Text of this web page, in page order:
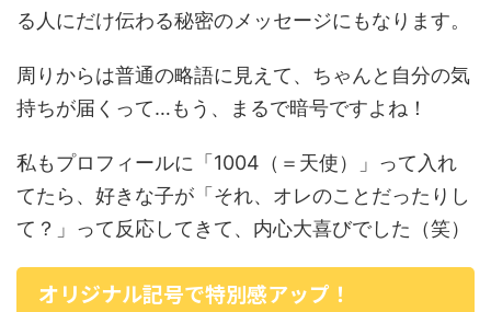
る人にだけ伝わる秘密のメッセージにもなります。
周りからは普通の略語に見えて、ちゃんと自分の気
持ちが届くって…もう、まるで暗号ですよね！
私もプロフィールに「1004（＝天使）」って入れ
てたら、好きな子が「それ、オレのことだったりし
て？」って反応してきて、内心大喜びでした（笑）
オリジナル記号で特別感アップ！